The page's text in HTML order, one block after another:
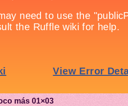
más 01×03